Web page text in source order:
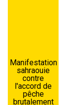
Manifestation
sahraouie
contre
l'accord de
pêche
brutalement